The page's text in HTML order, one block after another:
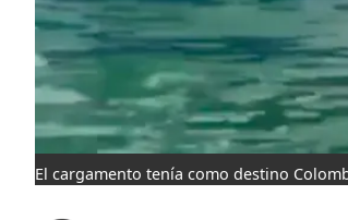
El cargamento tenía como destino